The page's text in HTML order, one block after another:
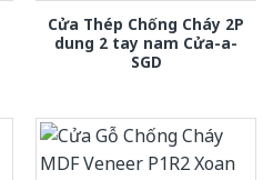
Cửa Thép Chống Cháy 2P
dung 2 tay nam Cửa-a-
SGD